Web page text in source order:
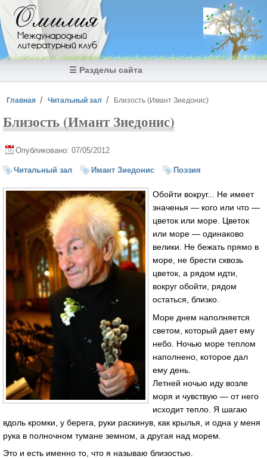
Перейти к основному содержанию
Омилия
Международный
литературный клуб
☰ Разделы сайта
Вы здесь
Главная Читальный зал Близость (Имант Зиедонис)
Близость (Имант Зиедонис)
Опубликовано: 07/05/2012
Читальный зал Имант Зиедонис Поэзия
Обойти вокруг... Не имеет
значенья — кого или что —
цветок или море. Цветок
или море — одинаково
велики. Не бежать прямо в
море, не брести сквозь
цветок, а рядом идти,
вокруг обойти, рядом
остаться, близко.
Море днем наполняется
светом, который дает ему
небо. Ночью море теплом
наполнено, которое дал
ему день.
Летней ночью иду возле
моря и чувствую — от него
исходит тепло. Я шагаю
вдоль кромки, у берега, руки раскинув, как крылья, и одна у меня
рука в полночном тумане земном, а другая над морем.
Это и есть именно то, что я называю близостью.